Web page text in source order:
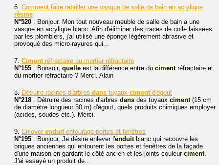
6. Comment faire rebriller une vasque de salle de bain en acrylique
résine
N°520 : Bonjour. Mon tout nouveau meuble de salle de bain a une
vasque en acrylique blanc. Afin d'éliminer des traces de colle laissées
par les plombiers, j'ai utilisé une éponge légèrement abrasive et
provoqué des micro-rayures qui...
7. Cimentréfractaire ou mortier réfractaire
N°155 : Bonsoir, quelle est la différence entre du cimentréfractaire et
du mortier réfractaire ? Merci. Alain
8. Détruire racines d'arbres dans tuyaux cimentd'égout
N°218 : Détruire des racines d'arbres dans des tuyaux ciment(15 cm
de diamètre longueur 50 m) d'égout, quels produits chimiques employer
(acides, soudes etc.). Merci.
9. Enlever enduitentourage portes et fenêtres
N°195 : Bonjour, Je désire enlever l'enduitblanc qui recouvre les
briques anciennes qui entourent les portes et fenêtres de la façade
d'une maison en gardant le côté ancien et les joints couleur ciment.
J'ai essayé un produit de...